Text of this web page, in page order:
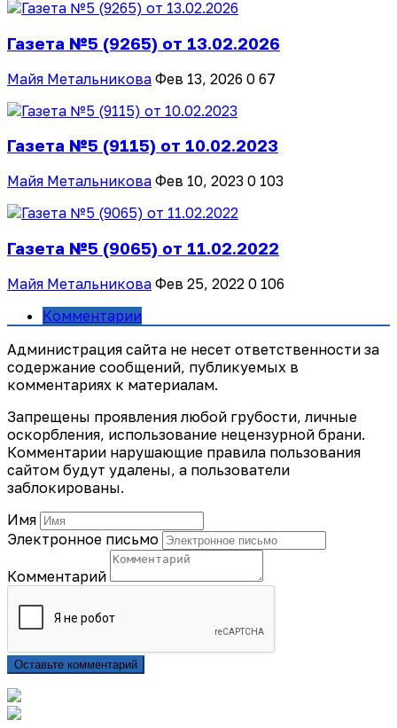
Газета №5 (9265) от 13.02.2026
Майя Метальникова Фев 13, 2026 0 67
Газета №5 (9115) от 10.02.2023
Майя Метальникова Фев 10, 2023 0 103
Газета №5 (9065) от 11.02.2022
Майя Метальникова Фев 25, 2022 0 106
Комментарии
Администрация сайта не несет ответственности за
содержание сообщений, публикуемых в
комментариях к материалам.
Запрещены проявления любой грубости, личные
оскорбления, использование нецензурной брани.
Комментарии нарушающие правила пользования
сайтом будут удалены, а пользователи
заблокированы.
Имя
Электронное письмо
Комментарий
Оставьте комментарий